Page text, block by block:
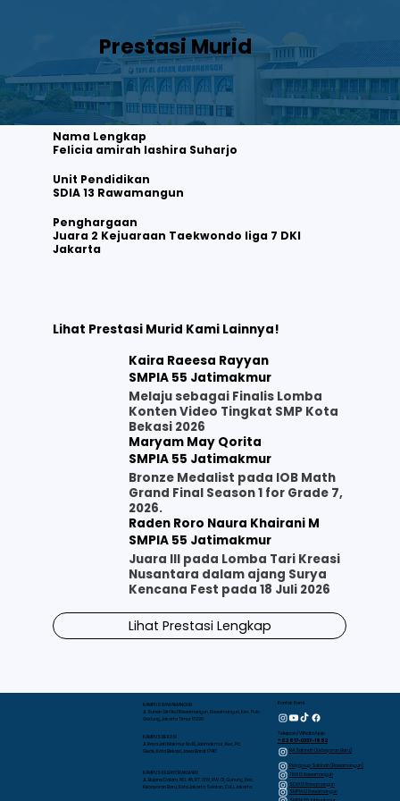
Felicia amirah lashira Suharjo
Prestasi Murid
Nama Lengkap
Felicia amirah lashira Suharjo
Unit Pendidikan
SDIA 13 Rawamangun
Penghargaan
Juara 2 Kejuaraan Taekwondo liga 7 DKI
Jakarta
Lihat Prestasi Murid Kami Lainnya!
Kaira Raeesa Rayyan
SMPIA 55 Jatimakmur
Melaju sebagai Finalis Lomba
Konten Video Tingkat SMP Kota
Bekasi 2026
Maryam May Qorita
SMPIA 55 Jatimakmur
Bronze Medalist pada IOB Math
Grand Final Season 1 for Grade 7,
2026.
Raden Roro Naura Khairani M
SMPIA 55 Jatimakmur
Juara III pada Lomba Tari Kreasi
Nusantara dalam ajang Surya
Kencana Fest pada 18 Juli 2026
Lihat Prestasi Lengkap
KAMPUS RAWAMANGUN
Jl. Sunan Giri No.1 Rawamangun, Rawamangun, Kec. Pulo
Gadung, Jakarta Timur 13220
KAMPUS BEKASI
Jl. Raya Jati Makmur No.10, Jatimakmur, Kec. Pd.
Gede, Kota Bekasi, Jawa Barat 17413
KAMPUS KEBAYORAN BARU
JL. Bujana Dalam, NO. 48, RT. 009, RW. 01, Gunung, Kec.
Kebayoran Baru, Kota Jakarta Selatan, D.K.I. Jakarta
Kontak Kami
Telepon/WhatsApp
+62 817-0337-1952
RA Sakinah (Kebayoran Baru)
Playgroup Sakinah (Rawamangun)
TKIA 13 Rawamangun
SDIA 13 Rawamangun
SMPIA 12 Rawamangun